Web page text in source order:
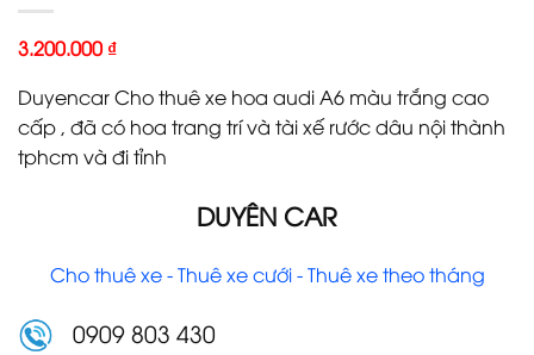
3.200.000 ₫
Duyencar Cho thuê xe hoa audi A6 màu trắng cao
cấp , đã có hoa trang trí và tài xế rước dâu nội thành
tphcm và đi tỉnh
DUYÊN CAR
Cho thuê xe - Thuê xe cưới - Thuê xe theo tháng
0909 803 430